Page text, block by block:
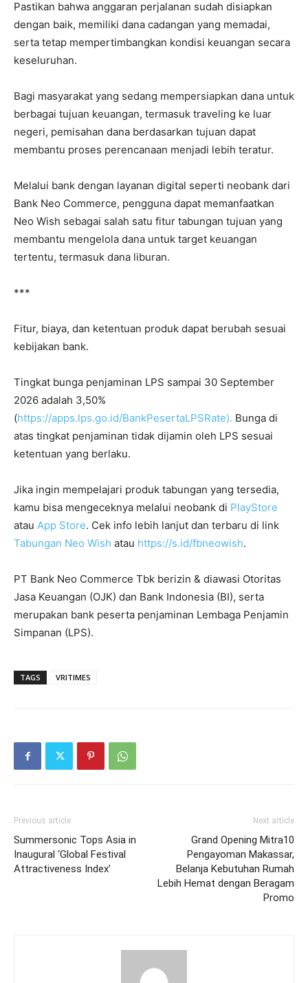
Pastikan bahwa anggaran perjalanan sudah disiapkan
dengan baik, memiliki dana cadangan yang memadai,
serta tetap mempertimbangkan kondisi keuangan secara
keseluruhan.
Bagi masyarakat yang sedang mempersiapkan dana untuk
berbagai tujuan keuangan, termasuk traveling ke luar
negeri, pemisahan dana berdasarkan tujuan dapat
membantu proses perencanaan menjadi lebih teratur.
Melalui bank dengan layanan digital seperti neobank dari
Bank Neo Commerce, pengguna dapat memanfaatkan
Neo Wish sebagai salah satu fitur tabungan tujuan yang
membantu mengelola dana untuk target keuangan
tertentu, termasuk dana liburan.
***
Fitur, biaya, dan ketentuan produk dapat berubah sesuai
kebijakan bank.
Tingkat bunga penjaminan LPS sampai 30 September
2026 adalah 3,50%
(https://apps.lps.go.id/BankPesertaLPSRate). Bunga di
atas tingkat penjaminan tidak dijamin oleh LPS sesuai
ketentuan yang berlaku.
Jika ingin mempelajari produk tabungan yang tersedia,
kamu bisa mengeceknya melalui neobank di PlayStore
atau App Store. Cek info lebih lanjut dan terbaru di link
Tabungan Neo Wish atau https://s.id/fbneowish.
PT Bank Neo Commerce Tbk berizin & diawasi Otoritas
Jasa Keuangan (OJK) dan Bank Indonesia (BI), serta
merupakan bank peserta penjaminan Lembaga Penjamin
Simpanan (LPS).⁣
TAGS VRITIMES
Previous article
Summersonic Tops Asia in
Inaugural ‘Global Festival
Attractiveness Index’
Next article
Grand Opening Mitra10
Pengayoman Makassar,
Belanja Kebutuhan Rumah
Lebih Hemat dengan Beragam
Promo